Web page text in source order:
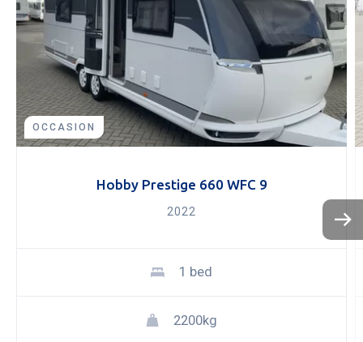
KOPEN
OCCASION
Hobby Prestige 660 WFC 9
2022
1 bed
2200kg